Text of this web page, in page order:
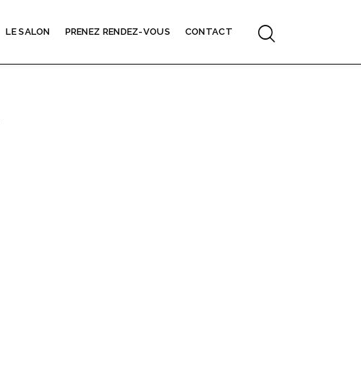
LE SALON PRENEZ RENDEZ-VOUS CONTACT